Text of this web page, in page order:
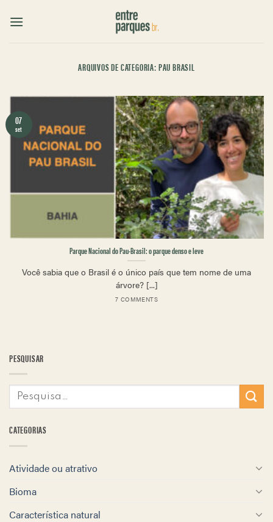
ARQUIVOS DE CATEGORIA:PAU BRASIL
PESQUISAR
CATEGORIAS
Atividade ou atrativo
Bioma
Característica natural
Parque Nacional do Pau-Brasil: o parque denso e leve
Você sabia que o Brasil é o único país que tem nome de uma
árvore? [...]
7 COMMENTS
07
set